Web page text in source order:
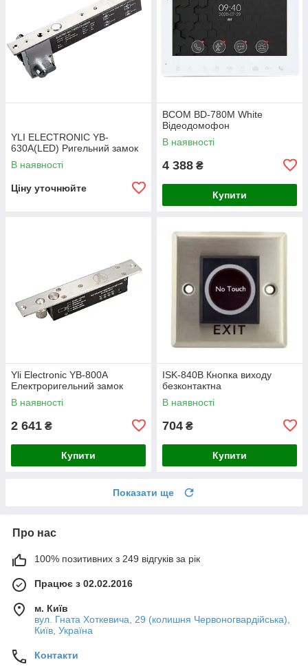
YLI ELECTRONIC YB-
630A(LED) Ригельний замок
В наявності
Ціну уточнюйте
BCOM BD-780M White
Відеодомофон
В наявності
4 388 ₴
Купити
Yli Electronic YB-800A
Електроригельний замок
В наявності
2 641 ₴
Купити
ISK-840B Кнопка виходу
безконтактна
В наявності
704 ₴
Купити
Показати ще
Про нас
100% позитивних з 249 відгуків за рік
Працює з 02.02.2016
м. Київ
вул. Гната Хоткевича, 29 (колишня Червоногвардійська),
Київ, Україна
Контакти